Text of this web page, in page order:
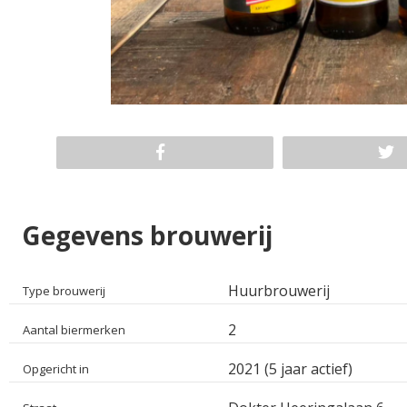
Gegevens brouwerij
Type brouwerij Huurbrouwerij
Aantal biermerken 2
Opgericht in 2021 (5 jaar actief)